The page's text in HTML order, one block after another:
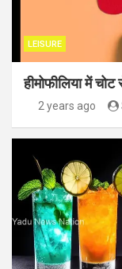
LEISURE
हीमोफीलिया में
2 years ago